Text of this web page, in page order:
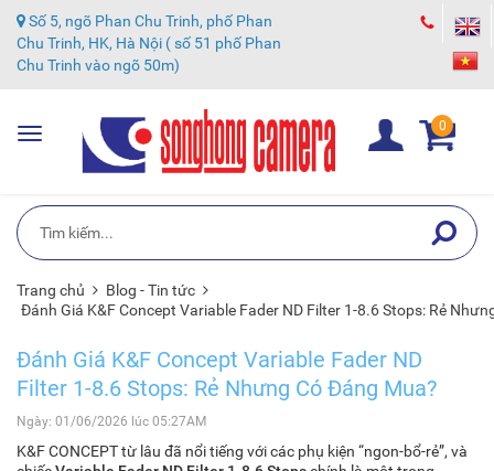
Số 5, ngõ Phan Chu Trinh, phố Phan
Chu Trinh, HK, Hà Nội ( số 51 phố Phan
Chu Trinh vào ngõ 50m)
Toggle
navigation
0
Trang chủ
Blog - Tin tức
Đánh Giá K&F Concept Variable Fader ND Filter 1-8.6 Stops: Rẻ
Đánh Giá K&F Concept Variable Fader ND
Filter 1-8.6 Stops: Rẻ Nhưng Có Đáng Mua?
Ngày: 01/06/2026 lúc 05:27AM
K&F CONCEPT từ lâu đã nổi tiếng với các phụ kiện “ngon-bổ-rẻ”, và